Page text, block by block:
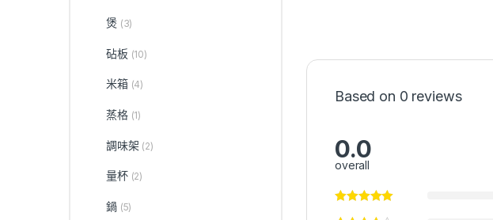
Based on 0 reviews
0.0
overall
煲 (3)
砧板 (10)
米箱 (4)
蒸格 (1)
調味架 (2)
量杯 (2)
鍋 (5)